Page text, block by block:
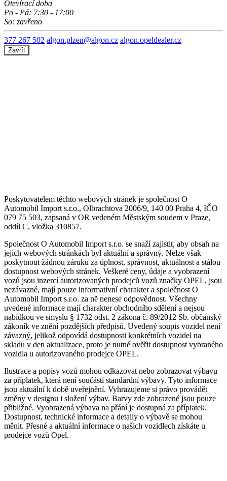
Otevírací doba
Po - Pá: 7:30 - 17:00
So: zavřeno
377 267 502 algon.plzen@algon.cz algon.opeldealer.cz
Zavřít
Poskytovatelem těchto webových stránek je společnost O
Automobil Import s.r.o., Olbrachtova 2006/9, 140 00 Praha 4, IČO
079 75 503, zapsaná v OR vedeném Městským soudem v Praze,
oddíl C, vložka 310857.
Společnost O Automobil Import s.r.o. se snaží zajistit, aby obsah na
jejích webových stránkách byl aktuální a správný. Nelze však
poskytnout žádnou záruku za úplnost, správnost, aktuálnost a stálou
dostupnost webových stránek. Veškeré ceny, údaje a vyobrazení
vozů jsou inzercí autorizovaných prodejců vozů značky OPEL, jsou
nezávazné, mají pouze informativní charakter a společnost O
Automobil Import s.r.o. za ně nenese odpovědnost. Všechny
uvedené informace mají charakter obchodního sdělení a nejsou
nabídkou ve smyslu § 1732 odst. 2 zákona č. 89/2012 Sb. občanský
zákoník ve znění pozdějších předpisů. Uvedený soupis vozidel není
závazný, jelikož odpovídá dostupnosti konkrétních vozidel na
skladu v den aktualizace, proto je nutné ověřit dostupnost vybraného
vozidla u autorizovaného prodejce OPEL.
Ilustrace a popisy vozů mohou odkazovat nebo zobrazovat výbavu
za příplatek, která není součástí standardní výbavy. Tyto informace
jsou aktuální k době uveřejnění. Vyhrazujeme si právo provádět
změny v designu i složení výbav. Barvy zde zobrazené jsou pouze
přibližné. Vyobrazená výbava na přání je dostupná za příplatek.
Dostupnost, technické informace a detaily o výbavě se mohou
měnit. Přesné a aktuální informace o našich vozidlech získáte u
prodejce vozů Opel.